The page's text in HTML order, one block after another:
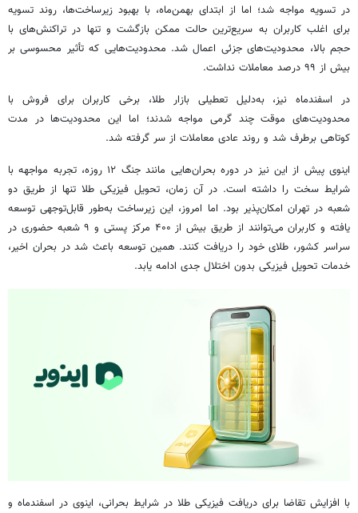
در تسویه مواجه شد؛ اما از ابتدای بهمن‌ماه، با بهبود زیرساخت‌ها، روند تسویه
برای اغلب کاربران به سریع‌ترین حالت ممکن بازگشت و تنها در تراکنش‌های با
حجم بالا، محدودیت‌های جزئی اعمال شد. محدودیت‌هایی که تأثیر محسوسی بر
بیش از ۹۹ درصد معاملات نداشت.
در اسفندماه نیز، به‌دلیل تعطیلی بازار طلا، برخی کاربران برای فروش با
محدودیت‌های موقت چند گرمی مواجه شدند؛ اما این محدودیت‌ها در مدت
کوتاهی برطرف شد و روند عادی معاملات از سر گرفته شد.
اینوی پیش از این نیز در دوره بحران‌هایی مانند جنگ ۱۲ روزه، تجربه مواجهه با
شرایط سخت را داشته است. در آن زمان، تحویل فیزیکی طلا تنها از طریق دو
شعبه در تهران امکان‌پذیر بود. اما امروز، این زیرساخت به‌طور قابل‌توجهی توسعه
یافته و کاربران می‌توانند از طریق بیش از ۴۰۰ مرکز پستی و ۹ شعبه حضوری در
سراسر کشور، طلای خود را دریافت کنند. همین توسعه باعث شد در بحران اخیر،
خدمات تحویل فیزیکی بدون اختلال جدی ادامه یابد.
با افزایش تقاضا برای دریافت فیزیکی طلا در شرایط بحرانی، اینوی در اسفندماه و